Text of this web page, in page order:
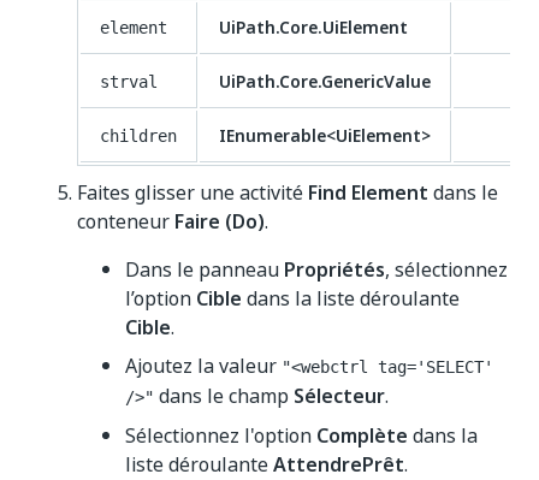
element UiPath.Core.UiElement
strval UiPath.Core.GenericValue
children IEnumerable<UiElement>
Faites glisser une activité Find Element dans le
conteneur Faire (Do).
Dans le panneau Propriétés, sélectionnez
l’option Cible dans la liste déroulante
Cible.
Ajoutez la valeur "<webctrl tag='SELECT'
/>" dans le champ Sélecteur.
Sélectionnez l'option Complète dans la
liste déroulanteAttendrePrêt.